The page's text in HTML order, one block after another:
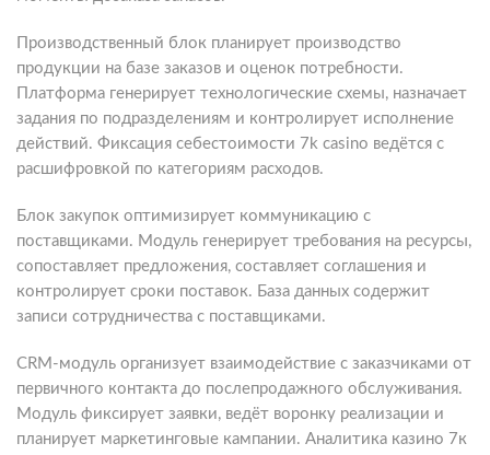
Производственный блок планирует производство
продукции на базе заказов и оценок потребности.
Платформа генерирует технологические схемы, назначает
задания по подразделениям и контролирует исполнение
действий. Фиксация себестоимости 7k casino ведётся с
расшифровкой по категориям расходов.
Блок закупок оптимизирует коммуникацию с
поставщиками. Модуль генерирует требования на ресурсы,
сопоставляет предложения, составляет соглашения и
контролирует сроки поставок. База данных содержит
записи сотрудничества с поставщиками.
CRM-модуль организует взаимодействие с заказчиками от
первичного контакта до послепродажного обслуживания.
Модуль фиксирует заявки, ведёт воронку реализации и
планирует маркетинговые кампании. Аналитика казино 7к